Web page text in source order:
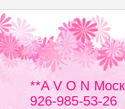
**A V O N
926-985-53-26